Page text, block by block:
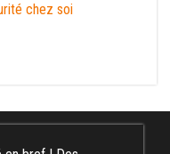
chez soi